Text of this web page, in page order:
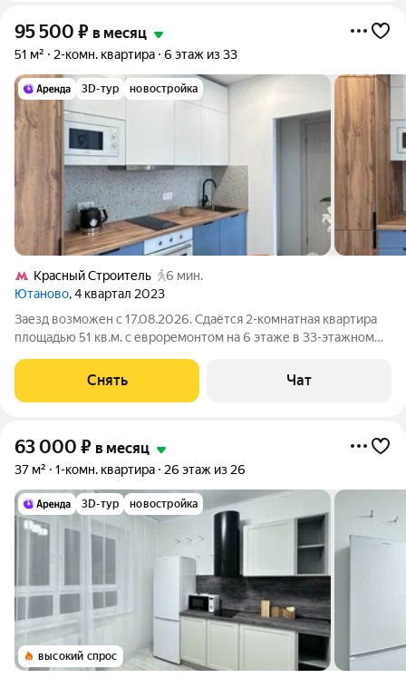
95 500 ₽ в месяц
51 м² 2-комн. квартира 6 этаж из 33
3D-тур новостройка
Кpacный Строитель
6 мин.
Ютаново, 4 квартал 2023
Заезд возможен с 17.08.2026. Сдаётся 2-комнатная квартира
площадью 51 кв.м. с евроремонтом на 6 этаже в 33-этажном
Духовой шкаф Стиральная машина Сушильная машинаСнять Чат
63 000 ₽ в месяц
37 м² 1-комн. квартира 26 этаж из 26
3D-тур новостройка
высокий спрос